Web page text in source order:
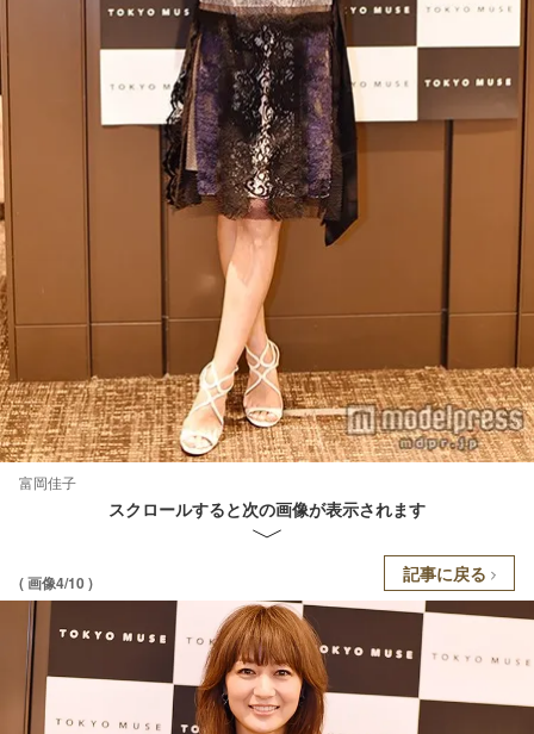
富岡佳子
スクロールすると次の画像が表示されます
( 画像4/10 ) 記事に戻る